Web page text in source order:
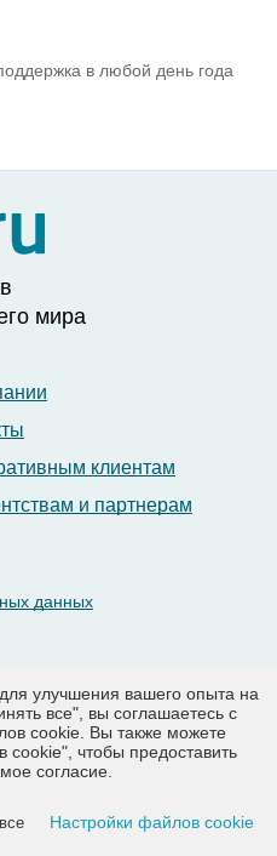
улучшения вашего опыта на
все", вы соглашаетесь с
cookie. Вы также можете
cookie", чтобы предоставить
согласие.
Настройки файлов cookie
в любой день года
мира
клиентам
и партнерам
данных
в аэропортах Москвы,